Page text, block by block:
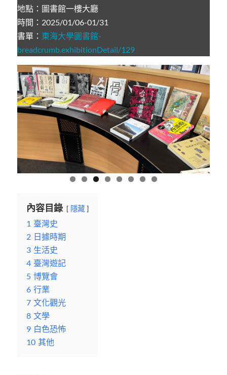
地點：圖書館一樓大廳
時間：2025/01/06-01/31
書單： 東海大學圖書館-
breadcrumb.exhibitionDetail/129
內容目錄 隱藏
1 臺灣史
2 日據時期
3 生活史
4 臺灣遊記
5 博覽會
6 行業
7 文化觀光
8 文學
9 白色恐怖
10 其他